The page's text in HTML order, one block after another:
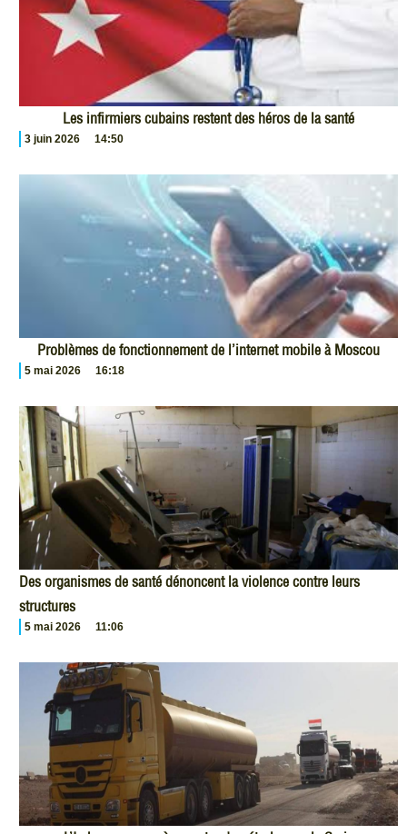
Les infirmiers cubains restent des héros de la santé
3 juin 2026 14:50
Problèmes de fonctionnement de l’internet mobile à Moscou
5 mai 2026 16:18
Des organismes de santé dénoncent la violence contre leurs
structures
5 mai 2026 11:06